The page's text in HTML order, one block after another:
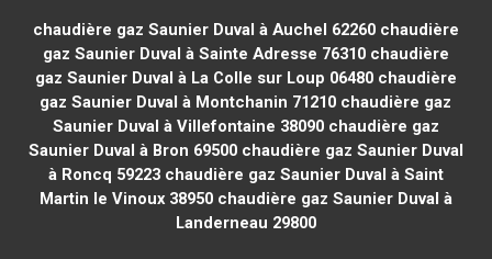
chaudière gaz Saunier Duval à Auchel 62260chaudière
gaz Saunier Duval à Sainte Adresse 76310chaudière
gaz Saunier Duval à La Colle sur Loup 06480chaudière
gaz Saunier Duval à Montchanin 71210 chaudière gaz
Saunier Duval à Villefontaine 38090chaudière gaz
Saunier Duval à Bron 69500chaudière gaz Saunier Duval
à Roncq 59223chaudière gaz Saunier Duval à Saint
Martin le Vinoux 38950chaudière gaz Saunier Duval à
Landerneau 29800